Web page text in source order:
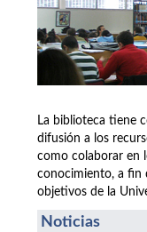
La biblioteca tiene
difusión a los
como colaborar en
conocimiento, a fin
objetivos de la
Noticias